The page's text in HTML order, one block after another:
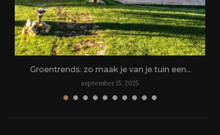
Groentrends: zo maak je van je tuin een...
september 15, 2025